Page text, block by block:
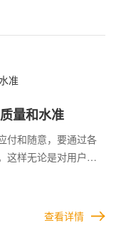
着像高端，实际上质
量和水准
付和随意，要通过各
这样无论是对用户，
擎会对网站格外关
有很大的优待。同
查看详情